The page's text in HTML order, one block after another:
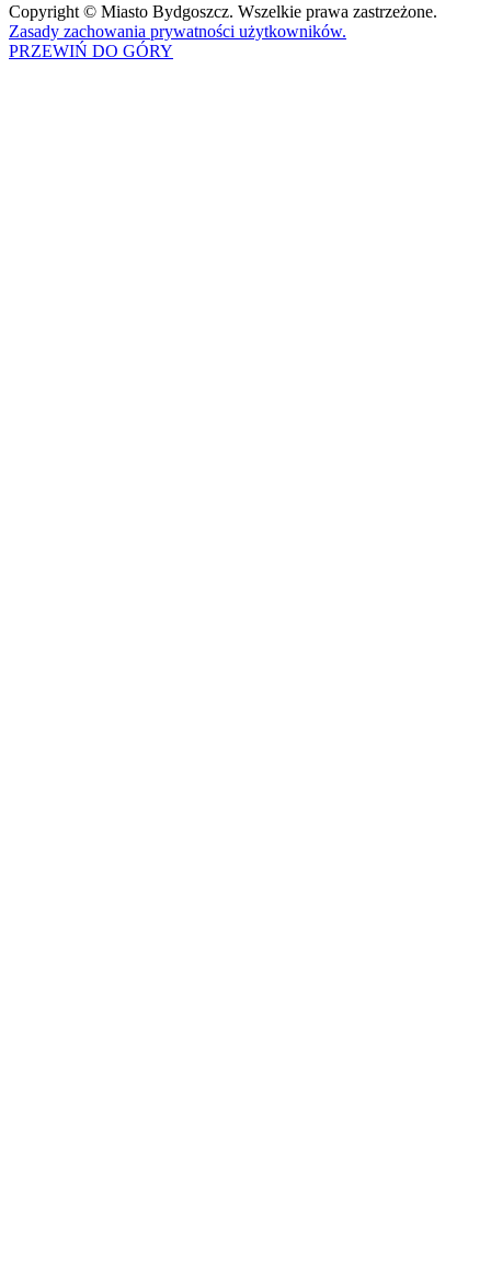
Copyright © Miasto Bydgoszcz. Wszelkie prawa zastrzeżone.
Zasady zachowania prywatności użytkowników.
PRZEWIŃ DO GÓRY